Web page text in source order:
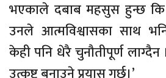
भएकाले दबाब महसुस हुन्छ कि
उनले आत्मविश्वासका साथ
केही पनि धेरै चुनौतीपूर्ण